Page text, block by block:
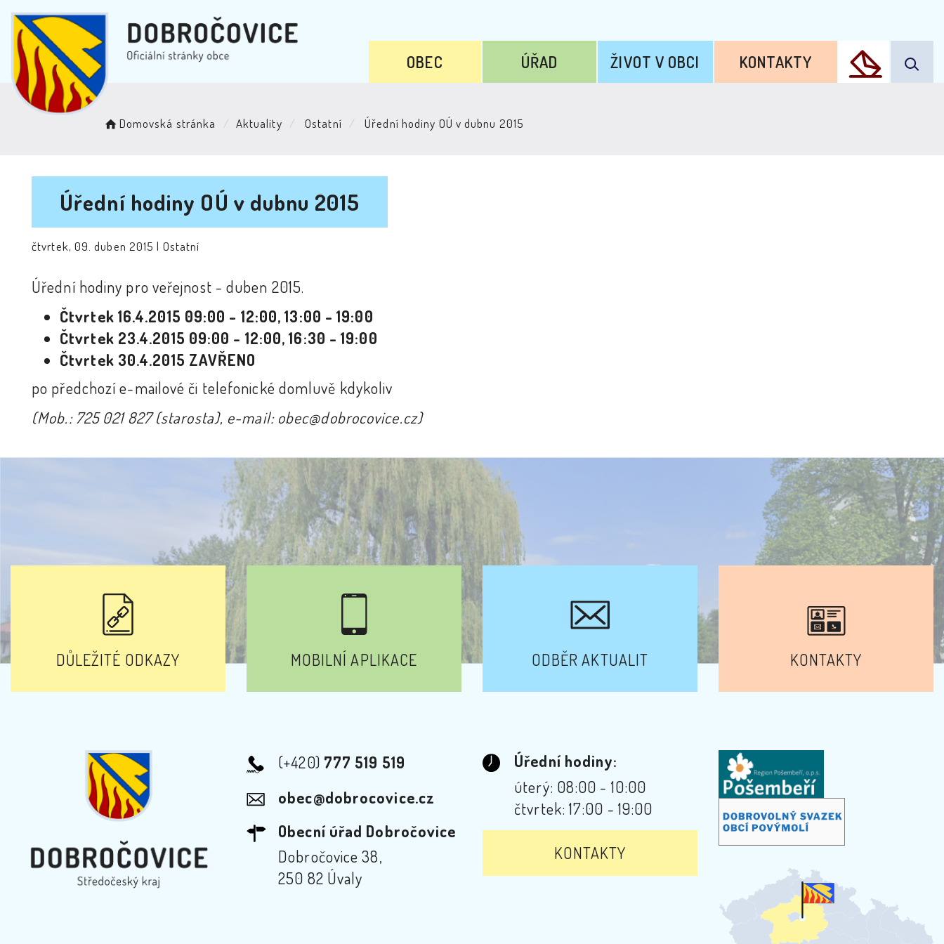
OBEC ÚŘAD ŽIVOT V OBCI KONTAKTY
Domovská stránka Aktuality Ostatní Úřední hodiny OÚ v dubnu 2015
Úřední hodiny OÚ v dubnu 2015
čtvrtek, 09. duben 2015 | Ostatní
Úřední hodiny pro veřejnost - duben 2015.
Čtvrtek 16.4.2015 09:00 - 12:00, 13:00 - 19:00
Čtvrtek 23.4.2015 09:00 - 12:00, 16:30 - 19:00
Čtvrtek 30.4.2015 ZAVŘENO
po předchozí e-mailové či telefonické domluvě kdykoliv
(Mob.: 725 021 827 (starosta), e-mail: obec@dobrocovice.cz)
DŮLEŽITÉ ODKAZY MOBILNÍ APLIKACE ODBĚR AKTUALIT KONTAKTY
(+420) 777 519 519
obec@dobrocovice.cz
Obecní úřad Dobročovice
Dobročovice 38,
250 82 Úvaly
Úřední hodiny:
úterý: 08:00 - 10:00
čtvrtek: 17:00 - 19:00
KONTAKTY